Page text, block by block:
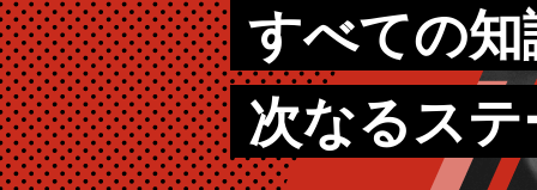
すべての知
次なるス